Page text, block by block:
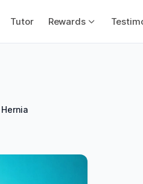
Tutor Rewards